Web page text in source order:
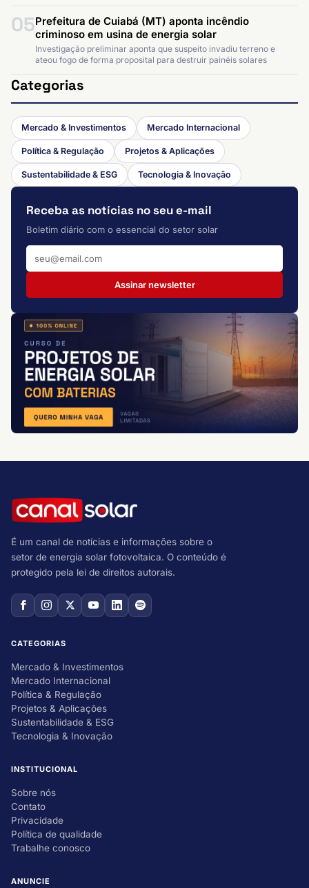
05Prefeitura de Cuiabá (MT) aponta incêndio
criminoso em usina de energia solar
Investigação preliminar aponta que suspeito invadiu terreno e
ateou fogo de forma proposital para destruir painéis solares
Categorias
Mercado & Investimentos Mercado Internacional
Política & Regulação Projetos & Aplicações
Sustentabilidade & ESG Tecnologia & Inovação
Receba as notícias no seu e-mail
Boletim diário com o essencial do setor solar
Assinar newsletter
É um canal de notícias e informações sobre o
setor de energia solar fotovoltaica. O conteúdo é
protegido pela lei de direitos autorais.
CATEGORIAS
Mercado & Investimentos
Mercado Internacional
Política & Regulação
Projetos & Aplicações
Sustentabilidade & ESG
Tecnologia & Inovação
INSTITUCIONAL
Sobre nós
Contato
Privacidade
Política de qualidade
Trabalhe conosco
ANUNCIE